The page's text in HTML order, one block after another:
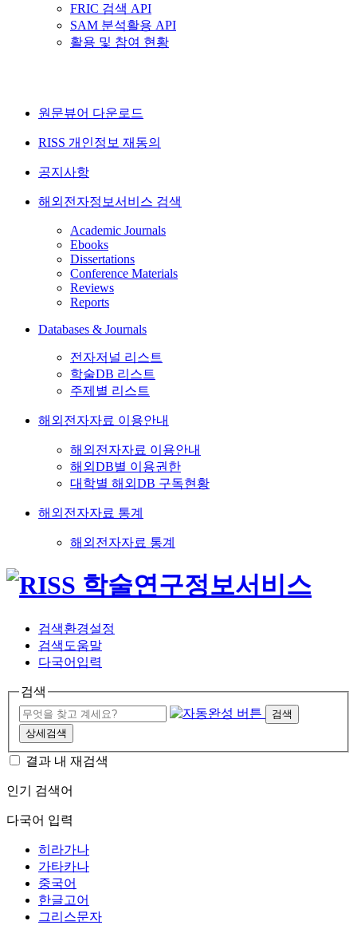
FRIC 검색 API
SAM 분석활용 API
활용 및 참여 현황
원문뷰어 다운로드
RISS 개인정보 재동의
공지사항
해외전자정보서비스 검색
Academic Journals
Ebooks
Dissertations
Conference Materials
Reviews
Reports
Databases & Journals
전자저널 리스트
학술DB 리스트
주제별 리스트
해외전자자료 이용안내
해외전자자료 이용안내
해외DB별 이용권한
대학별 해외DB 구독현황
해외전자자료 통계
해외전자자료 통계
검색환경설정
검색도움말
다국어입력
검색
검색
상세검색
결과 내 재검색
인기 검색어
다국어 입력
히라가나
가타카나
중국어
한글고어
그리스문자